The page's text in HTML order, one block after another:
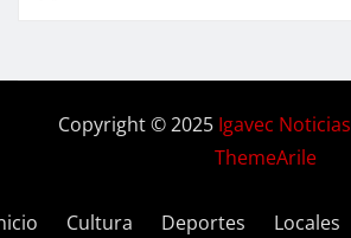
Copyright © 2025 Igavec Noticias
ThemeArile
Cultura Deportes Locales